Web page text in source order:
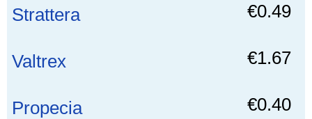
Strattera €0.49
Valtrex €1.67
Propecia €0.40